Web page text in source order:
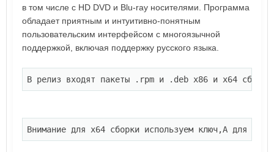
в том числе с HD DVD и Blu-ray носителями. Программа
обладает приятным и интуитивно-понятным
пользовательским интерфейсом с многоязычной
поддержкой, включая поддержку русского языка.
В релиз входят пакеты .rpm и .deb x86 и x64
Внимание для x64 сборки используем ключ,А для